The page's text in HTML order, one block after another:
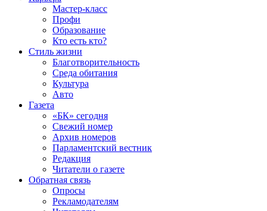
Мастер-класс
Профи
Образование
Кто есть кто?
Стиль жизни
Благотворительность
Среда обитания
Культура
Авто
Газета
«БК» сегодня
Свежий номер
Архив номеров
Парламентский вестник
Редакция
Читатели о газете
Обратная связь
Опросы
Рекламодателям